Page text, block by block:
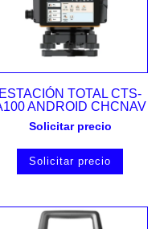
ESTACIÓN TOTAL CTS-
ANDROID CHCNAV
Solicitar precio
Solicitar precio